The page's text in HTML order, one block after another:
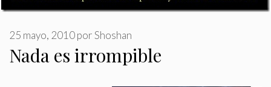
Nada es irrompible
25 mayo, 2010porShoshan